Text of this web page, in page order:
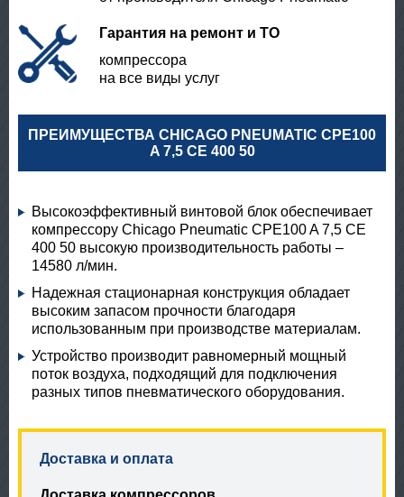
Гарантия на ремонт и ТО
компрессора
на все виды услуг
ПРЕИМУЩЕСТВА CHICAGO PNEUMATIC CPE100
A 7,5 CE 400 50
Высокоэффективный винтовой блок обеспечивает
компрессору Chicago Pneumatic CPE100 A 7,5 CE
400 50 высокую производительность работы –
14580 л/мин.
Надежная стационарная конструкция обладает
высоким запасом прочности благодаря
использованным при производстве материалам.
Устройство производит равномерный мощный
поток воздуха, подходящий для подключения
разных типов пневматического оборудования.
Доставка и оплата